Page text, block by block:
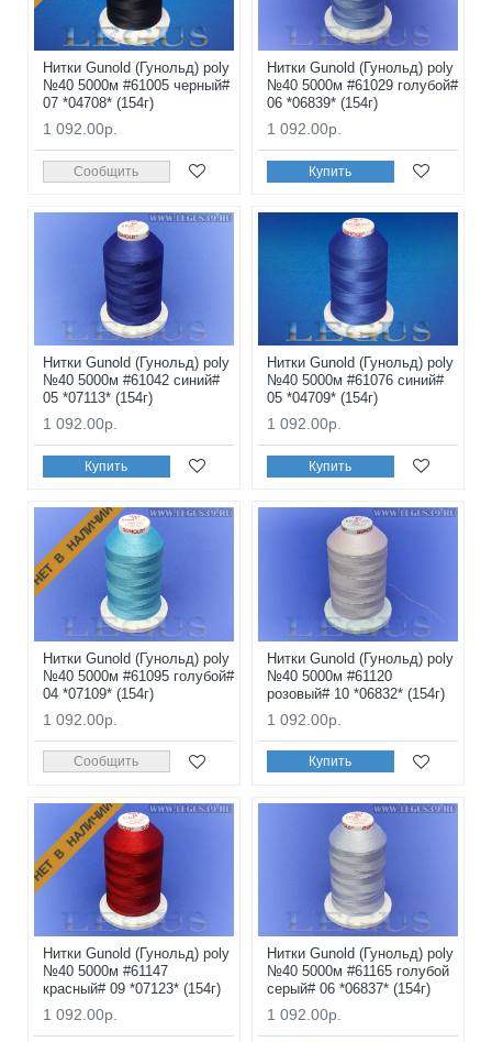
Нитки Gunold (Гунольд) poly
№40 5000м #61005 черный#
07 *04708* (154г)
1 092.00р.
Сообщить
Нитки Gunold (Гунольд) poly
№40 5000м #61029 голубой#
06 *06839* (154г)
1 092.00р.
Купить
Нитки Gunold (Гунольд) poly
№40 5000м #61042 синий#
05 *07113* (154г)
1 092.00р.
Купить
Нитки Gunold (Гунольд) poly
№40 5000м #61076 синий#
05 *04709* (154г)
1 092.00р.
Купить
НЕТ В НАЛИЧИИ
Нитки Gunold (Гунольд) poly
№40 5000м #61095 голубой#
04 *07109* (154г)
1 092.00р.
Сообщить
Нитки Gunold (Гунольд) poly
№40 5000м #61120
розовый# 10 *06832* (154г)
1 092.00р.
Купить
НЕТ В НАЛИЧИИ
Нитки Gunold (Гунольд) poly
№40 5000м #61147
красный# 09 *07123* (154г)
1 092.00р.
Нитки Gunold (Гунольд) poly
№40 5000м #61165 голубой
серый# 06 *06837* (154г)
1 092.00р.